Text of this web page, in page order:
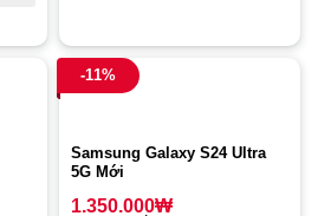
-11%
Samsung Galaxy S24 Ultra
5G Mới
1.350.000₩